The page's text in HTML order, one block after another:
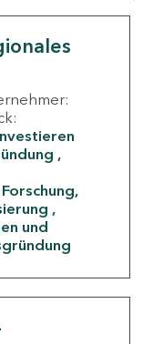
Forschung,
und